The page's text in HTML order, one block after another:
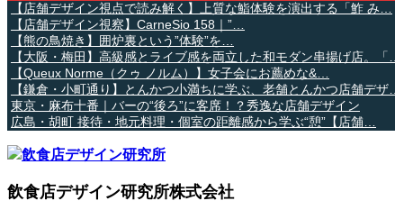
【店舗デザイン視点で読み解く】上質な鮨体験を演出する「鮓 み…
【店舗デザイン視察】CarneSio 158｜”…
【熊の鳥焼き】囲炉裏という”体験”を…
【大阪・梅田】高級感とライブ感を両立した和モダン串揚げ店。「…
【Queux Norme（クゥ ノルム）】女子会にお薦めな&…
【鎌倉・小町通り】とんかつ小満ちに学ぶ、老舗とんかつ店舗デザ…
東京・麻布十番｜バーの“後ろ”に客席！？秀逸な店舗デザイン
広島・胡町 接待・地元料理・個室の距離感から学ぶ“憩”【店舗…
飲食店デザイン研究所株式会社